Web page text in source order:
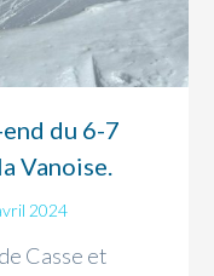
du 6-7
Vanoise.
2024
Casse et